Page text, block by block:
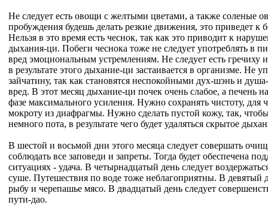
Не следует есть овощи с желтыми цветами, а также соленые
пробуждения будешь делать резкие движения, это приведет к
Нельзя в это время есть чеснок, так как это приводит к
дыхания-ци. Побеги чеснока тоже не следует употреблять в
вред эмоциональным устремлениям. Не следует есть гречиху
в результате этого дыхание-ци застаивается в организме. Не
зайчатину, так как становятся неспокойными дух-шэнь и
вред. В этот месяц дыхание-ци почек очень слабое, а печень
фазе максимального усиления. Нужно сохранять чистоту, для
мокроту из диафрагмы. Нужно сделать пустой кожу, так,
немного пота, в результате чего будет удаляться скрытое
В шестой и восьмой дни этого месяца следует совершать
соблюдать все заповеди и запреты. Тогда будет обеспечена
ситуациях - удача. В четырнадцатый день следует
суше. Путешествия по воде тоже неблагоприятны. В девятый
рыбу и черепашье мясо. В двадцатый день следует
пути-дао.